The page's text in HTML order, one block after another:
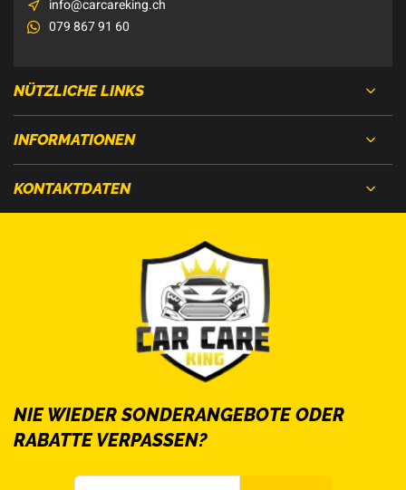
info@carcareking.ch
079 867 91 60
NÜTZLICHE LINKS
INFORMATIONEN
KONTAKTDATEN
NIE WIEDER SONDERANGEBOTE ODER
RABATTE VERPASSEN?